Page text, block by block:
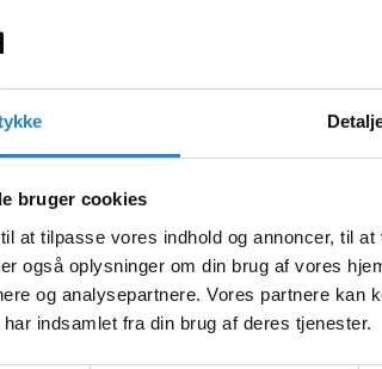
bruger cookies
at tilpasse vores indhold og annoncer, til
også oplysninger om din brug af vores
og analysepartnere. Vores partnere kan
indsamlet fra din brug af deres tjenester.